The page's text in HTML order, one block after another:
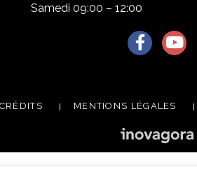
Samedi 09:00 – 12:00
Lien
MENTIONS LÉGALES